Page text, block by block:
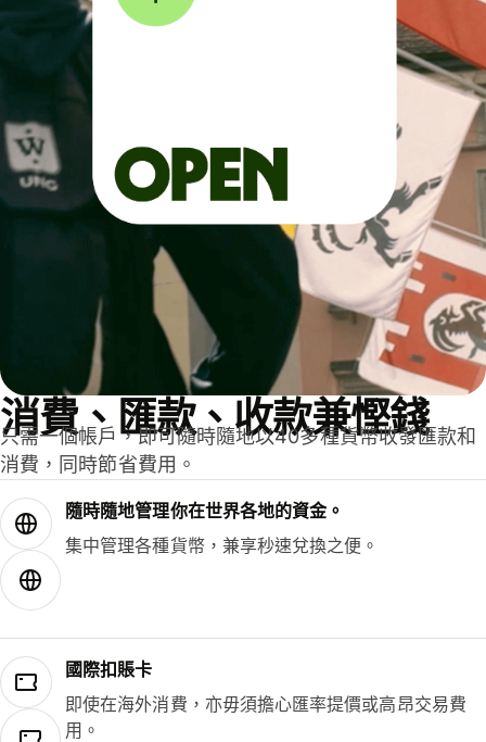
消費、匯款、收款兼慳錢
只需一個帳戶，即可隨時隨地以40多種貨幣收發匯款和
消費，同時節省費用。
隨時隨地管理你在世界各地的資金。
集中管理各種貨幣，兼享秒速兌換之便。
國際扣賬卡
即使在海外消費，亦毋須擔心匯率提價或高昂交易費
用。